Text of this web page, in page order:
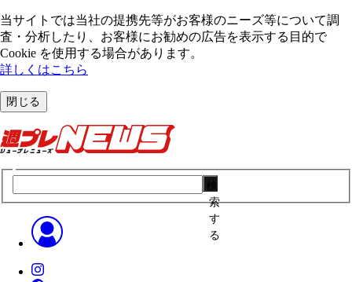
当サイトでは当社の提携先等がお客様のニーズ等について調
査・分析したり、お客様にお勧めの広告を表⽰する⽬的で
Cookie を使⽤する場合があります。
詳しくはこちら
閉じる
索
す
る